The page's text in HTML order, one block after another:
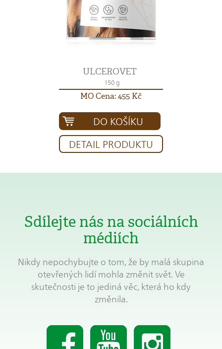
ULCEROVET
150 g
MO Cena: 455 Kč
DO KOŠÍKU
DETAIL PRODUKTU
Sdílejte nás na sociálních
médiích
Nikdy nepochybujte o tom, že by malá skupina
otevřených lidí mohla změnit svět. Ve
skutečnosti je to jediná věc, která ho kdy
změnila.